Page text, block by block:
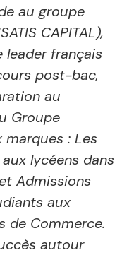
au groupe
CAPITAL),
leader français
post-bac,
au
Groupe
marques : Les
lycéens dans
Admissions
aux
de Commerce.
autour